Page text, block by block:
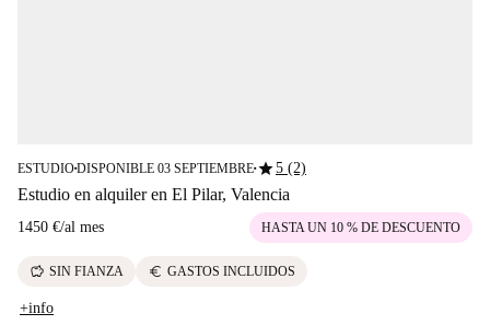
ESTUDIO■DISPONIBLE 03 SEPTIEMBRE■star5 (2)
Estudio en alquiler en El Pilar, Valencia
1450 €/al mes HASTA UN 10 % DE DESCUENTO
savings SIN FIANZA euro GASTOS INCLUIDOS
+info